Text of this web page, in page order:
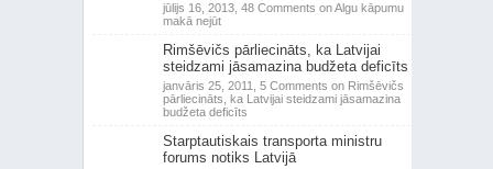
jūlijs 16, 2013, 48 Comments on Algu kāpumu
makā nejūt
Rimšēvičs pārliecināts, ka Latvijai
steidzami jāsamazina budžeta deficīts
janvāris 25, 2011, 5 Comments on Rimšēvičs
pārliecināts, ka Latvijai steidzami jāsamazina
budžeta deficīts
Starptautiskais transporta ministru
forums notiks Latvijā